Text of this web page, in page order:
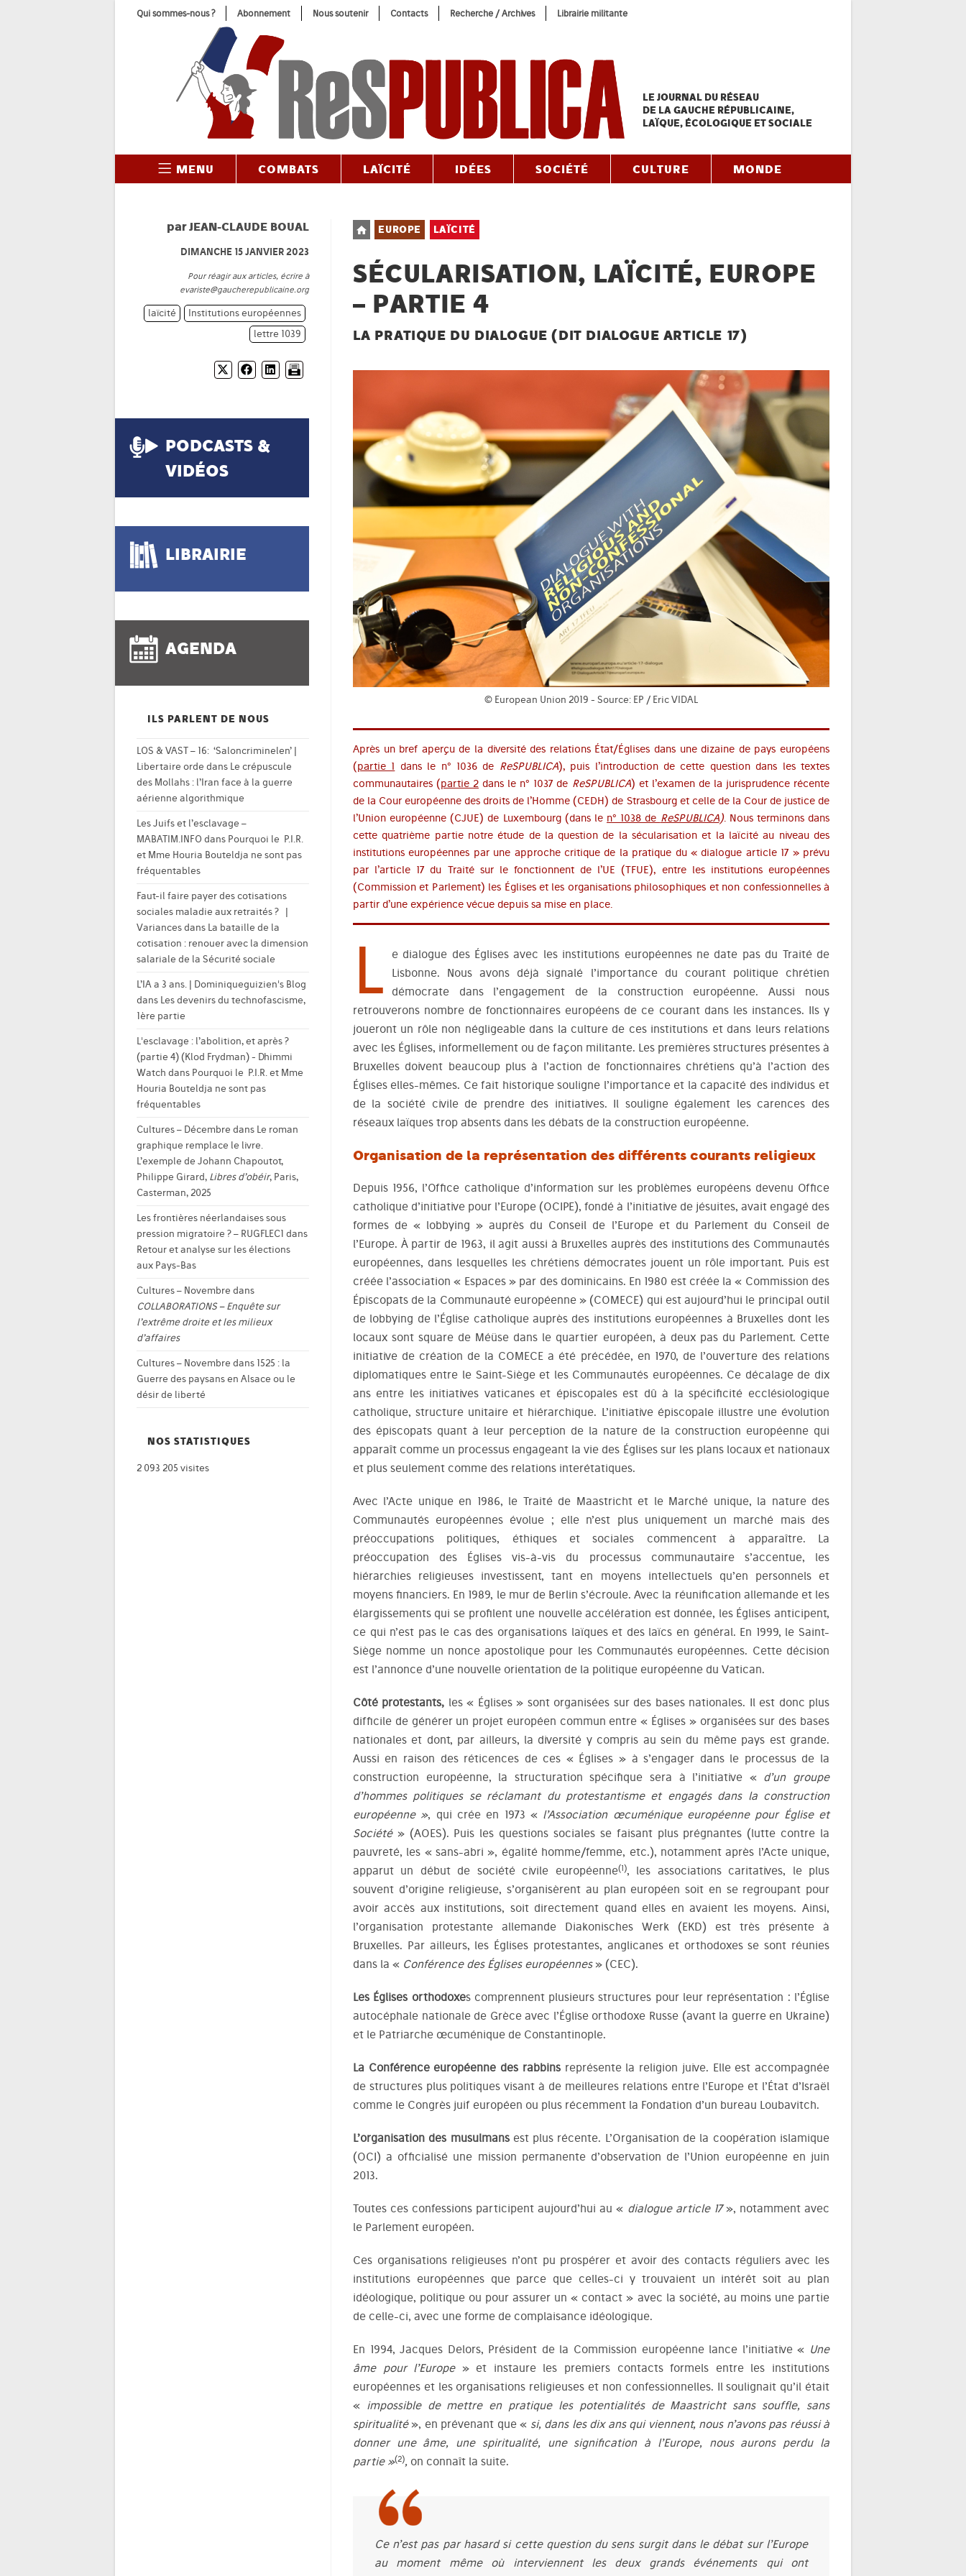
Qui sommes-nous ? Abonnement Nous soutenir Contacts Recherche / Archives Librairie militante
LE JOURNAL DU RÉSEAU
DE LA GAUCHE RÉPUBLICAINE,
LAÏQUE, ÉCOLOGIQUE ET SOCIALE
MENU COMBATS LAÏCITÉ IDÉES SOCIÉTÉ CULTURE MONDE
Post
category:
EUROPE LAÏCITÉ
SÉCULARISATION, LAÏCITÉ, EUROPE
– PARTIE 4
LA PRATIQUE DU DIALOGUE (DIT DIALOGUE ARTICLE 17)
© European Union 2019 - Source: EP / Eric VIDAL
Après un bref aperçu de la diversité des relations État/Églises dans une dizaine de pays européens
(partie 1 dans le n° 1036 de ReSPUBLICA), puis l’introduction de cette question dans les textes
communautaires (partie 2 dans le n° 1037 de ReSPUBLICA) et l’examen de la jurisprudence récente
de la Cour européenne des droits de l’Homme (CEDH) de Strasbourg et celle de la Cour de justice de
l’Union européenne (CJUE) de Luxembourg (dans le n° 1038 de ReSPUBLICA). Nous terminons dans
cette quatrième partie notre étude de la question de la sécularisation et la laïcité au niveau des
institutions européennes par une approche critique de la pratique du « dialogue article 17 » prévu
par l’article 17 du Traité sur le fonctionnent de l’UE (TFUE), entre les institutions européennes
(Commission et Parlement) les Églises et les organisations philosophiques et non confessionnelles à
partir d’une expérience vécue depuis sa mise en place.
L
e dialogue des Églises avec les institutions européennes ne date pas du Traité de
Lisbonne. Nous avons déjà signalé l’importance du courant politique chrétien
démocrate dans l’engagement de la construction européenne. Aussi nous
retrouverons nombre de fonctionnaires européens de ce courant dans les instances. Ils y
joueront un rôle non négligeable dans la culture de ces institutions et dans leurs relations
avec les Églises, informellement ou de façon militante. Les premières structures présentes à
Bruxelles doivent beaucoup plus à l’action de fonctionnaires chrétiens qu’à l’action des
Églises elles-mêmes. Ce fait historique souligne l’importance et la capacité des individus et
de la société civile de prendre des initiatives. Il souligne également les carences des
réseaux laïques trop absents dans les débats de la construction européenne.
Organisation de la représentation des différents courants religieux
Depuis 1956, l’Office catholique d’information sur les problèmes européens devenu Office
catholique d’initiative pour l’Europe (OCIPE), fondé à l’initiative de jésuites, avait engagé des
formes de « lobbying » auprès du Conseil de l’Europe et du Parlement du Conseil de
l’Europe. À partir de 1963, il agit aussi à Bruxelles auprès des institutions des Communautés
européennes, dans lesquelles les chrétiens démocrates jouent un rôle important. Puis est
créée l’association « Espaces » par des dominicains. En 1980 est créée la « Commission des
Épiscopats de la Communauté européenne » (COMECE) qui est aujourd’hui le principal outil
de lobbying de l’Église catholique auprès des institutions européennes à Bruxelles dont les
locaux sont square de Méüse dans le quartier européen, à deux pas du Parlement. Cette
initiative de création de la COMECE a été précédée, en 1970, de l’ouverture des relations
diplomatiques entre le Saint-Siège et les Communautés européennes. Ce décalage de dix
ans entre les initiatives vaticanes et épiscopales est dû à la spécificité ecclésiologique
catholique, structure unitaire et hiérarchique. L’initiative épiscopale illustre une évolution
des épiscopats quant à leur perception de la nature de la construction européenne qui
apparaît comme un processus engageant la vie des Églises sur les plans locaux et nationaux
et plus seulement comme des relations interétatiques.
Avec l’Acte unique en 1986, le Traité de Maastricht et le Marché unique, la nature des
Communautés européennes évolue ; elle n’est plus uniquement un marché mais des
préoccupations politiques, éthiques et sociales commencent à apparaître. La
préoccupation des Églises vis-à-vis du processus communautaire s’accentue, les
hiérarchies religieuses investissent, tant en moyens intellectuels qu’en personnels et
moyens financiers. En 1989, le mur de Berlin s’écroule. Avec la réunification allemande et les
élargissements qui se profilent une nouvelle accélération est donnée, les Églises anticipent,
ce qui n’est pas le cas des organisations laïques et des laïcs en général. En 1999, le Saint-
Siège nomme un nonce apostolique pour les Communautés européennes. Cette décision
est l’annonce d’une nouvelle orientation de la politique européenne du Vatican.
Côté protestants, les « Églises » sont organisées sur des bases nationales. Il est donc plus
difficile de générer un projet européen commun entre « Églises » organisées sur des bases
nationales et dont, par ailleurs, la diversité y compris au sein du même pays est grande.
Aussi en raison des réticences de ces « Églises » à s’engager dans le processus de la
construction européenne, la structuration spécifique sera à l’initiative « d’un groupe
d’hommes politiques se réclamant du protestantisme et engagés dans la construction
européenne », qui crée en 1973 « l’Association œcuménique européenne pour Église et
Société » (AOES). Puis les questions sociales se faisant plus prégnantes (lutte contre la
pauvreté, les « sans-abri », égalité homme/femme, etc.), notamment après l’Acte unique,
apparut un début de société civile européenne(1), les associations caritatives, le plus
souvent d’origine religieuse, s’organisèrent au plan européen soit en se regroupant pour
avoir accès aux institutions, soit directement quand elles en avaient les moyens. Ainsi,
l’organisation protestante allemande Diakonisches Werk (EKD) est très présente à
Bruxelles. Par ailleurs, les Églises protestantes, anglicanes et orthodoxes se sont réunies
dans la « Conférence des Églises européennes » (CEC).
Les Églises orthodoxes comprennent plusieurs structures pour leur représentation : l’Église
autocéphale nationale de Grèce avec l’Église orthodoxe Russe (avant la guerre en Ukraine)
et le Patriarche œcuménique de Constantinople.
La Conférence européenne des rabbinsreprésente la religion juive. Elle est accompagnée
de structures plus politiques visant à de meilleures relations entre l’Europe et l’État d’Israël
comme le Congrès juif européen ou plus récemment la Fondation d’un bureau Loubavitch.
L’organisation des musulmansest plus récente. L’Organisation de la coopération islamique
(OCI) a officialisé une mission permanente d’observation de l’Union européenne en juin
2013.
Toutes ces confessions participent aujourd’hui au « dialogue article 17», notamment avec
le Parlement européen.
Ces organisations religieuses n’ont pu prospérer et avoir des contacts réguliers avec les
institutions européennes que parce que celles-ci y trouvaient un intérêt soit au plan
idéologique, politique ou pour assurer un « contact » avec la société, au moins une partie
de celle-ci, avec une forme de complaisance idéologique.
En 1994, Jacques Delors, Président de la Commission européenne lance l’initiative « Une
âme pour l’Europe » et instaure les premiers contacts formels entre les institutions
européennes et les organisations religieuses et non confessionnelles. Il soulignait qu’il était
« impossible de mettre en pratique les potentialités de Maastricht sans souffle, sans
spiritualité », en prévenant que « si, dans les dix ans qui viennent, nous n’avons pas réussi à
donner une âme, une spiritualité, une signification à l’Europe, nous aurons perdu la
partie »(2), on connaît la suite.
Ce n’est pas par hasard si cette question du sens surgit dans le débat sur l’Europe
au moment même où interviennent les deux grands événements qui ont
parJEAN-CLAUDE BOUAL
DIMANCHE 15 JANVIER 2023
Pour réagir aux articles, écrire à
evariste@gaucherepublicaine.org
Institutions européennes
laïcité
lettre 1039
PODCASTS &
VIDÉOS
LIBRAIRIE
AGENDA
ILS PARLENT DE NOUS
LOS & VAST – 16: ‘Saloncriminelen’ |
Libertaire orde dans Le crépuscule
des Mollahs : l’Iran face à la guerre
aérienne algorithmique
Les Juifs et l’esclavage –
MABATIM.INFO dans Pourquoi le P.I.R.
et Mme Houria Bouteldja ne sont pas
fréquentables
Faut-il faire payer des cotisations
sociales maladie aux retraités ? |
Variancesdans La bataille de la
cotisation : renouer avec la dimension
salariale de la Sécurité sociale
L’IA a 3 ans. | Dominiqueguizien's Blog
dans Les devenirs du technofascisme,
1ère partie
L'esclavage : l’abolition, et après ?
(partie 4) (Klod Frydman) - Dhimmi
Watch dans Pourquoi le P.I.R. et Mme
Houria Bouteldja ne sont pas
fréquentables
Cultures – Décembre dans Le roman
graphique remplace le livre.
L’exemple de Johann Chapoutot,
Philippe Girard, Libres d’obéir, Paris,
Casterman, 2025
Les frontières néerlandaises sous
pression migratoire ? – RUGFLEC1 dans
Retour et analyse sur les élections
aux Pays-Bas
Cultures – Novembre dans
COLLABORATIONS – Enquête sur
l’extrême droite et les milieux
d’affaires
Cultures – Novembre dans 1525 : la
Guerre des paysans en Alsace ou le
désir de liberté
NOS STATISTIQUES
2 093 205 visites